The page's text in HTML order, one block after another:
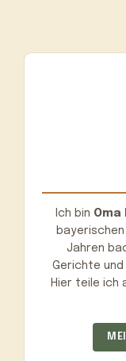
Ich bin Oma
Jahren
Gerichte und
Hier teile ich